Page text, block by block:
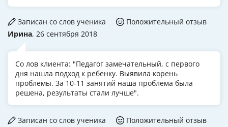
Ирина, 26 сентября 2018
Записан со слов ученика Положительный отзыв
Со лов клиента: "Педагог замечательный, с первого
дня нашла подход к ребенку. Выявила корень
проблемы. За 10-11 занятий наша проблема была
решена, результаты стали лучше".
Записан со слов ученика Положительный отзыв